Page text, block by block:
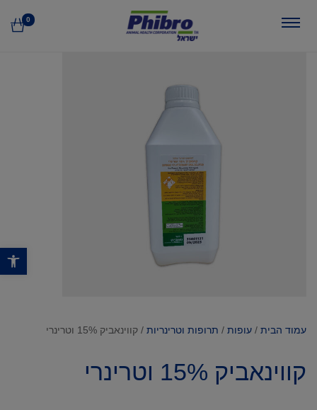
פתח סרגל נגישות
0
עמוד הבית / עופות / תרופות וטרינריות / קווינאביק 15% וטרינרי
קווינאביק 15% וטרינרי